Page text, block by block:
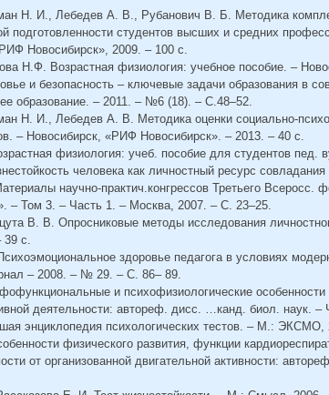
Н. И., Лебедев А. В., Рубанович В. Б. Методика
подготовленности студентов высших и средних
Новосибирск», 2009. – 100 с.
Н.Ф. Возрастная физиология: учебное пособие. –
и безопасность – ключевые задачи образования в
образование. – 2011. – №6 (18). – С.48–52.
Н. И., Лебедев А. В. Методика оценки социально-
– Новосибирск, «РИФ Новосибирск». – 2013. – 40 с.
физиология: учеб. пособие для студентов пед.
человека как личностный ресурс
научно-практич.конгрессов Третьего Всеросс.
– Том 3. – Часть 1. – Москва, 2007. – С. 23–25.
В. В. Опросниковые методы исследования
39 с.
здоровье педагога в условиях
– 2008. – № 29. – С. 86– 89.
и психофизиологические особенности
деятельности: автореф. дисс. …канд. биол. наук. –
энциклопедия психологических тестов. – М.: ЭКСМО,
физического развития, функции
от организованной двигательной активности: